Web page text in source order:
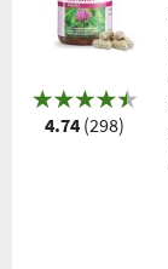
4.74 (298)